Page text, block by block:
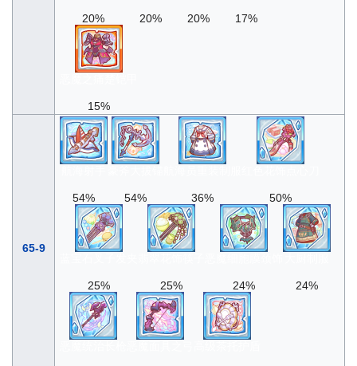
20% 20% 20% 17%
15%
65-9
54% 54% 36% 50%
25% 25% 24% 24%